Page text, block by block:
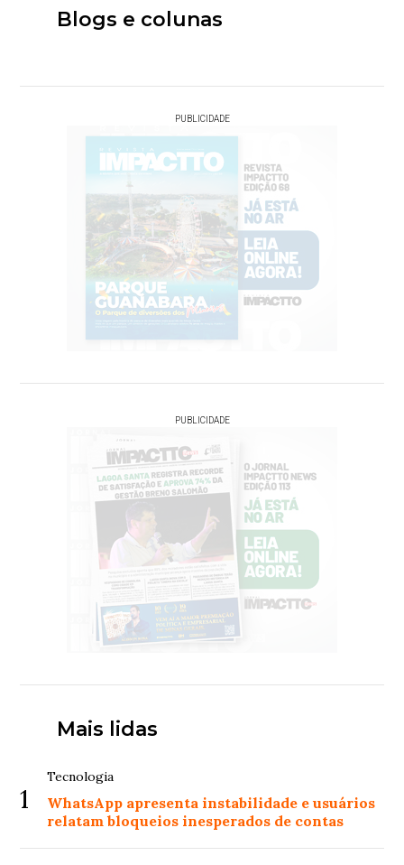
Blogs e colunas
PUBLICIDADE
PUBLICIDADE
Mais lidas
1
Tecnologia
WhatsApp apresenta instabilidade e usuários
relatam bloqueios inesperados de contas